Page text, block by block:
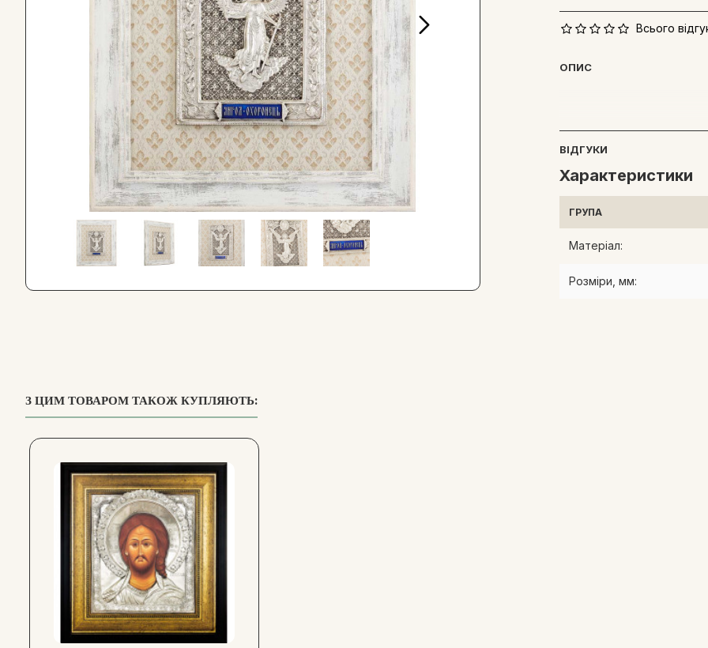
Всього
ОПИС
ВІДГУКИ
Характеристики
ГРУПА
Матеріал:
Розміри, мм:
З ЦИМ ТОВАРОМ ТАКОЖ КУПЛЯЮТЬ: